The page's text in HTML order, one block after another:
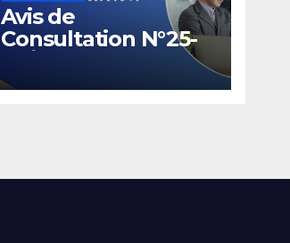
Avis de
Consultation N°25-